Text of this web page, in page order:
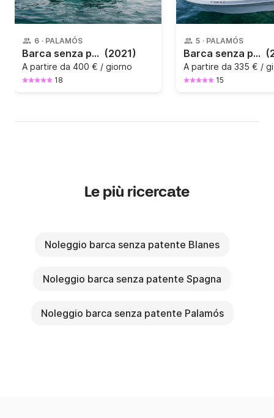
6 · PALAMÓS
Barca senza patente Marinello Fisherman 16 15CV (2021)
A partire da 400 € / giorno
18
5 · PALAMÓS
Barca senza patente Astec Astec Fiber 450 15CV
A partire da 335 € /
15
Le più ricercate
Noleggio barca senza patente Blanes
Noleggio barca senza patente Spagna
Noleggio barca senza patente Palamós